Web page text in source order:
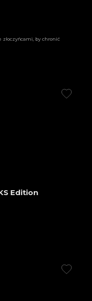
by chronić
Edition